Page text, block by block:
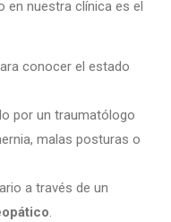
en nuestra clínica es el
conocer el estado
por un traumatólogo
malas posturas o
a través de un
.